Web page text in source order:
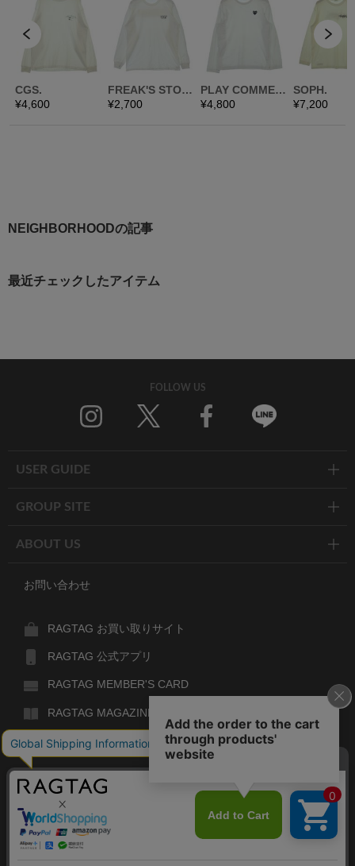
NEIGHBORHOODの記事
最近チェックしたアイテム
FOLLOW US
USER GUIDE
GROUP SITE
ABOUT US
お問い合わせ
RAGTAG お買い取りサイト
RAGTAG 公式アプリ
RAGTAG MEMBER'S CARD
RAGTAG MAGAZINE
RAGTAG Global
RAGTAG
デザイナーズブランドのユーズド・セレクトショップ